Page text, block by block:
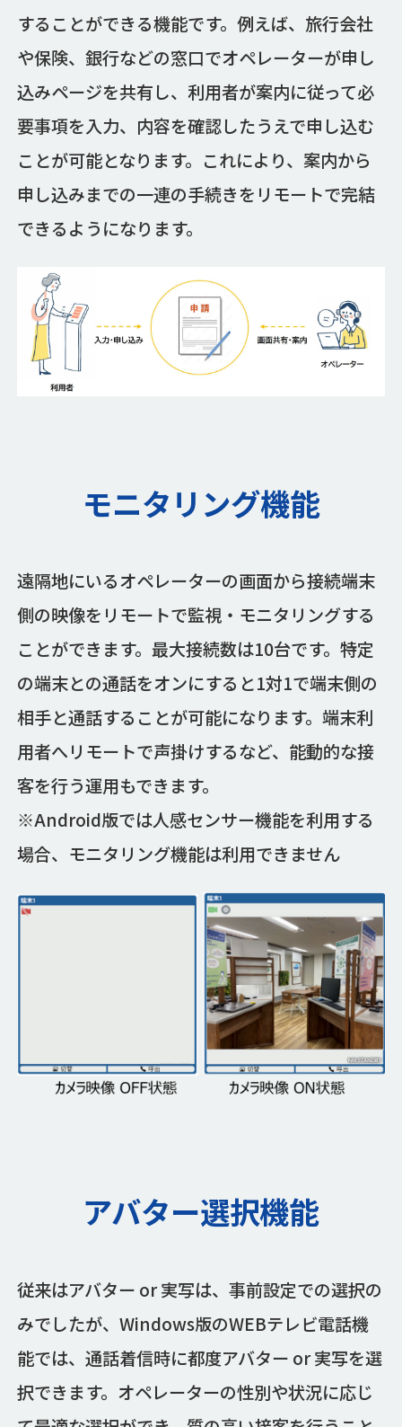
することができる機能です。例えば、旅行会社
や保険、銀行などの窓口でオペレーターが申し
込みページを共有し、利用者が案内に従って必
要事項を入力、内容を確認したうえで申し込む
ことが可能となります。これにより、案内から
申し込みまでの一連の手続きをリモートで完結
できるようになります。
モニタリング機能
遠隔地にいるオペレーターの画面から接続端末
側の映像をリモートで監視・モニタリングする
ことができます。最大接続数は10台です。特定
の端末との通話をオンにすると1対1で端末側の
相手と通話することが可能になります。端末利
用者へリモートで声掛けするなど、能動的な接
客を行う運用もできます。
※Android版では人感センサー機能を利用する
場合、モニタリング機能は利用できません
アバター選択機能
従来はアバター or 実写は、事前設定での選択の
みでしたが、Windows版のWEBテレビ電話機
能では、通話着信時に都度アバター or 実写を選
択できます。オペレーターの性別や状況に応じ